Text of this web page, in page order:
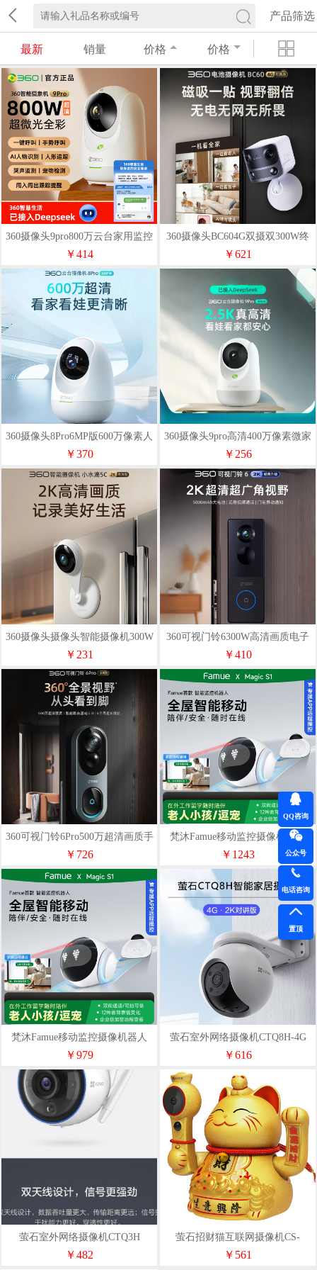
产品筛选
最新 销量 价格 价格
360摄像头9pro800万云台家用监控
手机远程监控器
￥414
360摄像头BC604G双摄双300W终
身4G流量免打孔
￥621
360摄像头8Pro6MP版600万像素人
形移动侦测回看
￥370
360摄像头9pro高清400万像素微家
用监控手机远程通话
￥256
360摄像头摄像头智能摄像机300W
小水滴5C2K版远程监控
￥231
360可视门铃6300W高清画质电子
猫眼手机远程查看对讲
￥410
360可视门铃6Pro500万超清画质手
机远程查看对讲
￥726
梵沐Famue移动监控摄像机器人
MagicS1（128G）
￥1243
梵沐Famue移动监控摄像机器人
MagicS1
￥979
萤石室外网络摄像机CTQ8H-4G
￥616
萤石室外网络摄像机CTQ3H
￥482
萤石招财猫互联网摄像机CS-
HTQ2S
￥561
QQ咨询
公众号
电话咨询
置顶